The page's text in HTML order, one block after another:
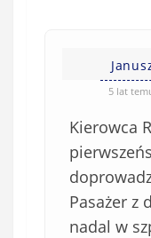
5 lat
Kierowca
Pasażer z
nadal w